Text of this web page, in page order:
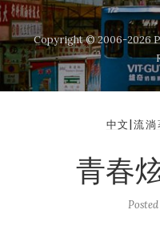
Copyright © 2006-2026
中文|流
青春